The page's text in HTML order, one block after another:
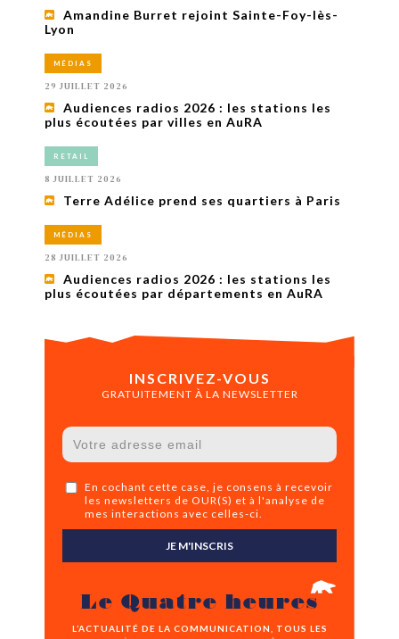
Amandine Burret rejoint Sainte-Foy-lès-
Lyon
MÉDIAS
29 JUILLET 2026
Audiences radios 2026 : les stations les
plus écoutées par villes en AuRA
RETAIL
8 JUILLET 2026
Terre Adélice prend ses quartiers à Paris
MÉDIAS
28 JUILLET 2026
Audiences radios 2026 : les stations les
plus écoutées par départements en AuRA
INSCRIVEZ-VOUS
GRATUITEMENT À LA NEWSLETTER
En cochant cette case, je consens à recevoir
les newsletters de OUR(S) et à l'analyse de
mes interactions avec celles-ci.
JE M'INSCRIS
Le Quatre heures
L’ACTUALITÉ DE LA COMMUNICATION, TOUS LES